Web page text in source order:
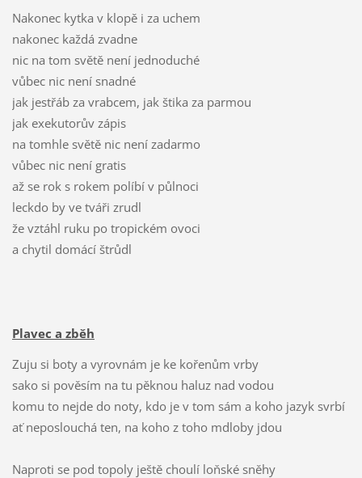
Nakonec kytka v klopě i za uchem
nakonec každá zvadne
nic na tom světě není jednoduché
vůbec nic není snadné
jak jestřáb za vrabcem, jak štika za parmou
jak exekutorův zápis
na tomhle světě nic není zadarmo
vůbec nic není gratis
až se rok s rokem políbí v půlnoci
leckdo by ve tváři zrudl
že vztáhl ruku po tropickém ovoci
a chytil domácí štrůdl
Plavec a zběh
Zuju si boty a vyrovnám je ke kořenům vrby
sako si pověsím na tu pěknou haluz nad vodou
komu to nejde do noty, kdo je v tom sám a koho jazyk svrbí
ať neposlouchá ten, na koho z toho mdloby jdou
Naproti se pod topoly ještě choulí loňské sněhy